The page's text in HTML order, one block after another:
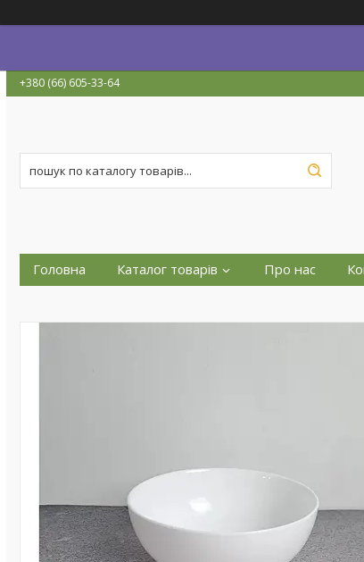
+380 (66) 605-33-64
Головна Каталог товарів Про нас